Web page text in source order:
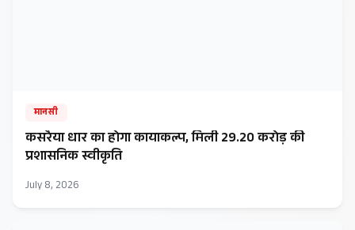
मानसी
कसरैया धार का होगा कायाकल्प, मिली ₹29.20 करोड़ की
प्रशासनिक स्वीकृति
July 8, 2026